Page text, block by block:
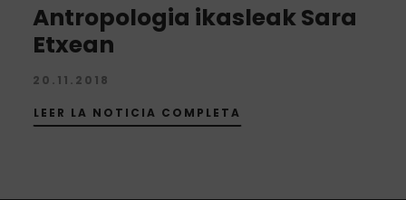
Antropologia ikasleak Sara
Etxean
20.11.2018
LEER LA NOTICIA COMPLETA